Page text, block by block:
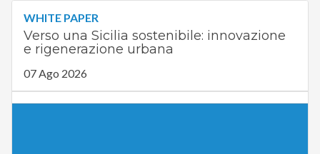
WHITE PAPER
Verso una Sicilia sostenibile: innovazione
e rigenerazione urbana
07 Ago 2026